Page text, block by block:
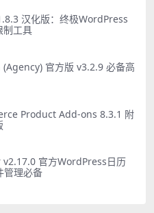
汉化版：终极WordPress
制工具
官方版 v3.2.9 必备高
Product Add-ons 8.3.1 附
官方WordPress日历
管理必备